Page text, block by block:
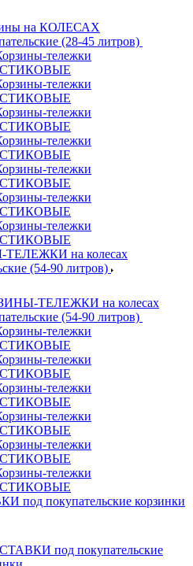
на КОЛЕСАХ
(28-45 литров)
тележки
тележки
тележки
тележки
тележки
тележки
тележки
на колесах
(54-90 литров)
ТЕЛЕЖКИ на колесах
(54-90 литров)
тележки
тележки
тележки
тележки
тележки
тележки
под покупательские корзинки
под покупательские